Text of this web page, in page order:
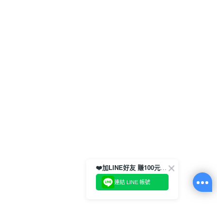
❤️加LINE好友 賺100元券！
連結 LINE 帳號